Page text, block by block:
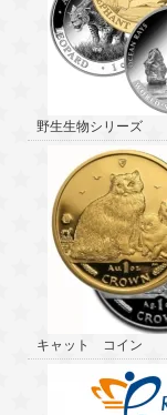
野生生物シリーズ
キャット コイン